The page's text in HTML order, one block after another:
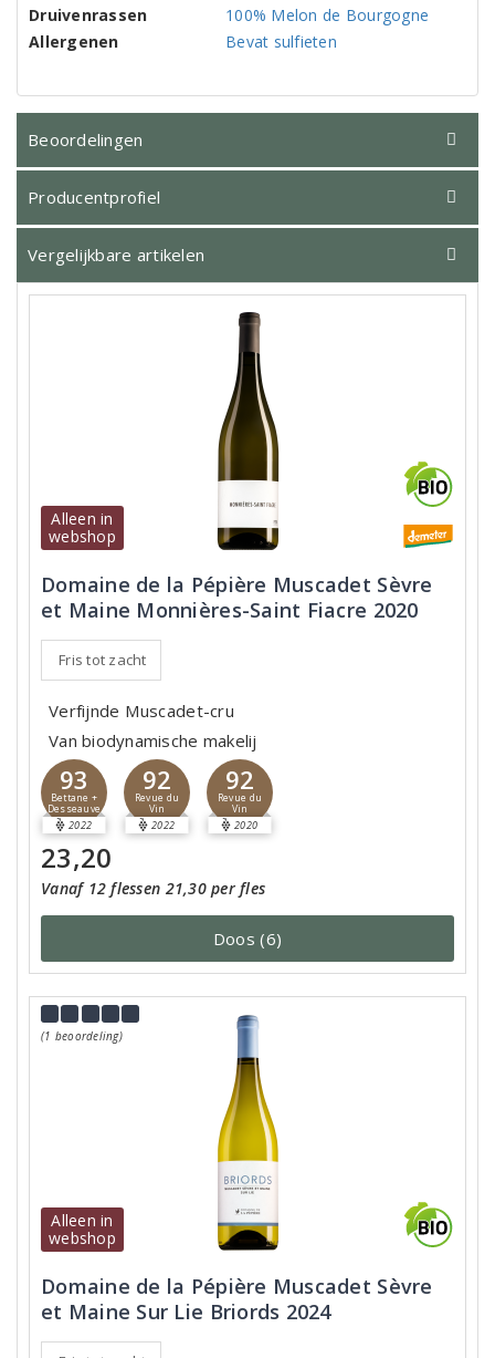
Druivenrassen
100% Melon de Bourgogne
Allergenen
Bevat sulfieten
Beoordelingen
Producentprofiel
Vergelijkbare artikelen
Alleen in
webshop
Domaine de la Pépière Muscadet Sèvre
et Maine Monnières-Saint Fiacre 2020
Fris tot zacht
Verfijnde Muscadet-cru
Van biodynamische makelij
93
Bettane +
Desseauve
2022
92
Revue du
Vin
2022
92
Revue du
Vin
2020
23,20
Vanaf 12 flessen 21,30 per fles
Doos (6)
(1 beoordeling)
Alleen in
webshop
Domaine de la Pépière Muscadet Sèvre
et Maine Sur Lie Briords 2024